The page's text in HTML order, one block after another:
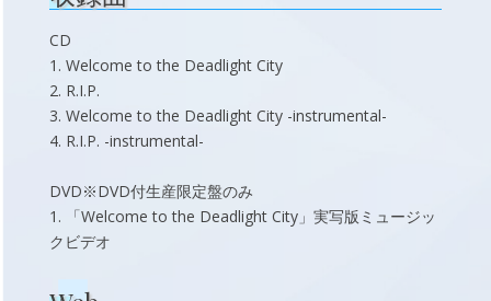
CD
1. Welcome to the Deadlight City
2. R.I.P.
3. Welcome to the Deadlight City -instrumental-
4. R.I.P. -instrumental-
DVD※DVD付生産限定盤のみ
1. 「Welcome to the Deadlight City」実写版ミュージッ
クビデオ